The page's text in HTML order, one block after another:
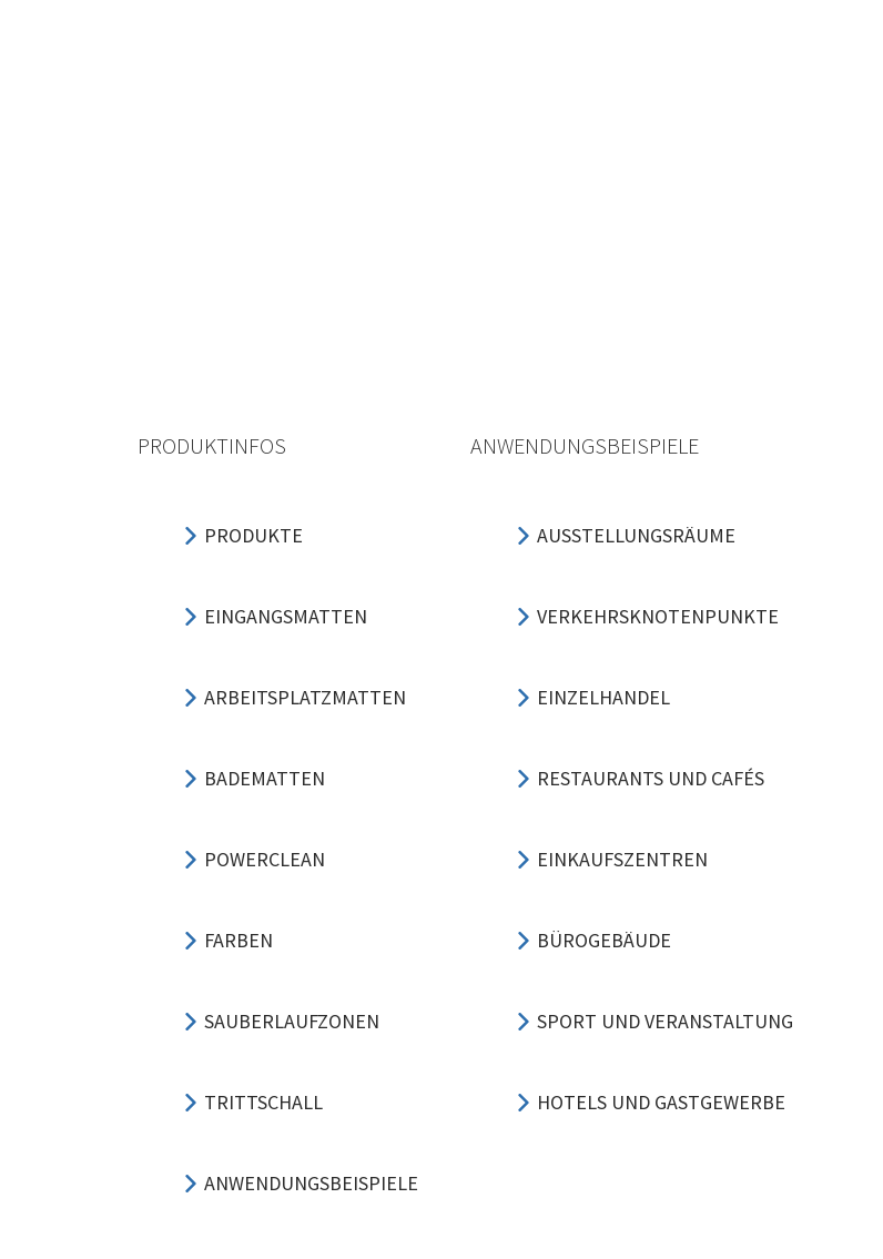
PRODUKTINFOS
PRODUKTE
EINGANGSMATTEN
ARBEITSPLATZMATTEN
BADEMATTEN
POWERCLEAN
FARBEN
SAUBERLAUFZONEN
TRITTSCHALL
ANWENDUNGSBEISPIELE
ANWENDUNGSBEISPIELE
AUSSTELLUNGSRÄUME
VERKEHRSKNOTENPUNKTE
EINZELHANDEL
RESTAURANTS UND CAFÉS
EINKAUFSZENTREN
BÜROGEBÄUDE
SPORT UND VERANSTALTUNG
HOTELS UND GASTGEWERBE